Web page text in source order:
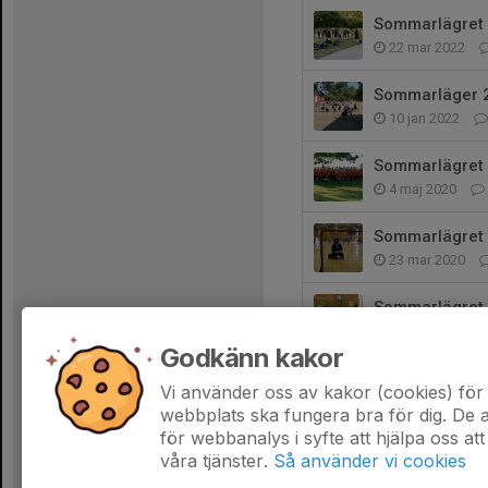
22 mar 2022
Sommarläger
10 jan 2022
4 maj 2020
23 mar 2020
13 jan 2020
Godkänn kakor
Vi använder oss av kakor (cookies)
webbplats ska fungera bra för dig. De
för webbanalys i syfte att hjälpa oss
våra tjänster. Så använder vi cookies